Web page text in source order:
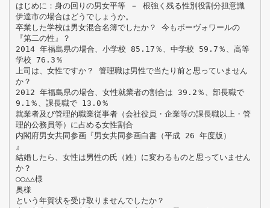
はじめに：身の回りの男女平等 － 根強く残る性別役割分担意識
伊達市の場合はどうでしょうか。
卒業した学校は男女混合名簿でしたか？ 今もボーヴォワールの
『第二の性』？
2014 年福島県の場合、小学校 85.17％、中学校 59.7％、高等
学校 76.3％
上司は、女性ですか？ 管理職は男性で当たり前と思っていません
か？
2012 年福島県の場合、女性就業者の割合は 39.2％、部長職で
9.1％、課長職で 13.0％
就業者及び管理的職業従事者（会社役員・企業等の課長職以上・管
理的公務員等）に占める女性割合
内閣府男女共同参画『男女共同参画白書（平成 26 年度版）
』
結婚したら、女性は男性の氏（姓）に変わるものと思っていません
か？
○○△△様
奥様
という年賀状を受け取りませんでしたか？